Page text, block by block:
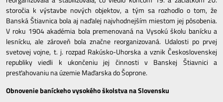
storočia k výstavbe nových objektov, a tým sa rozhodlo o tom, že
Banská Štiavnica bola aj naďalej najvhodnejším miestom jej pôsobenia.
V roku 1904 akadémia bola premenovaná na Vysokú školu banícku a
lesnícku, ale zároveň bola značne reorganizovaná. Udalosti po prvej
svetovej vojne, t. j. rozpad Rakúsko-Uhorska a vznik Československej
republiky viedli k ukončeniu jej činnosti v Banskej Štiavnici a
presťahovaniu na územie Maďarska do Šoprone.
Obnovenie baníckeho vysokého školstva na Slovensku